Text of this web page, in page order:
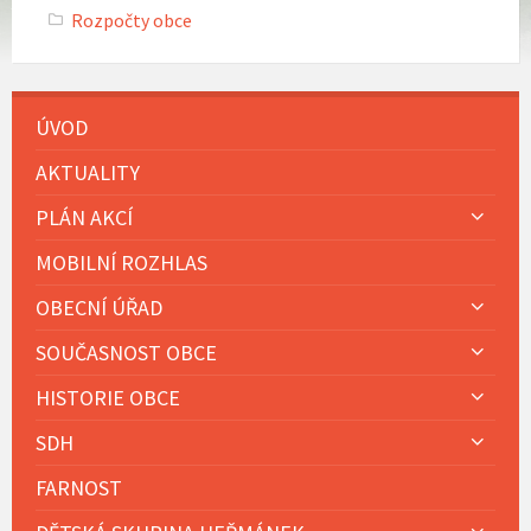
Rozpočty obce
ÚVOD
AKTUALITY
PLÁN AKCÍ
MOBILNÍ ROZHLAS
OBECNÍ ÚŘAD
SOUČASNOST OBCE
HISTORIE OBCE
SDH
FARNOST